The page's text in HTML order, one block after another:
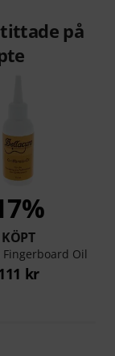
på
KÖPT
Oil
kr